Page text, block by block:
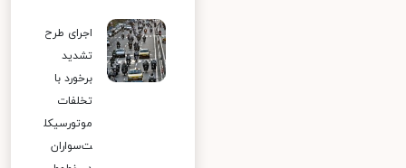
اجرای طرح
تشدید
برخورد با
تخلفات
موتورسیکل
ت‌سواران